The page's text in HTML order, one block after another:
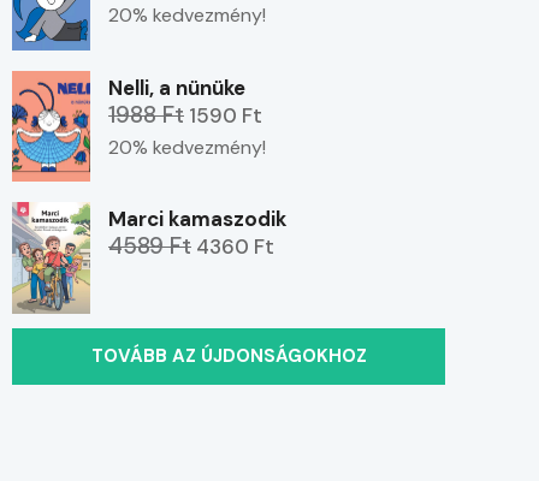
20% kedvezmény!
Nelli, a nünüke
1988 Ft 1590 Ft
20% kedvezmény!
Marci kamaszodik
4589 Ft 4360 Ft
TOVÁBB AZ ÚJDONSÁGOKHOZ